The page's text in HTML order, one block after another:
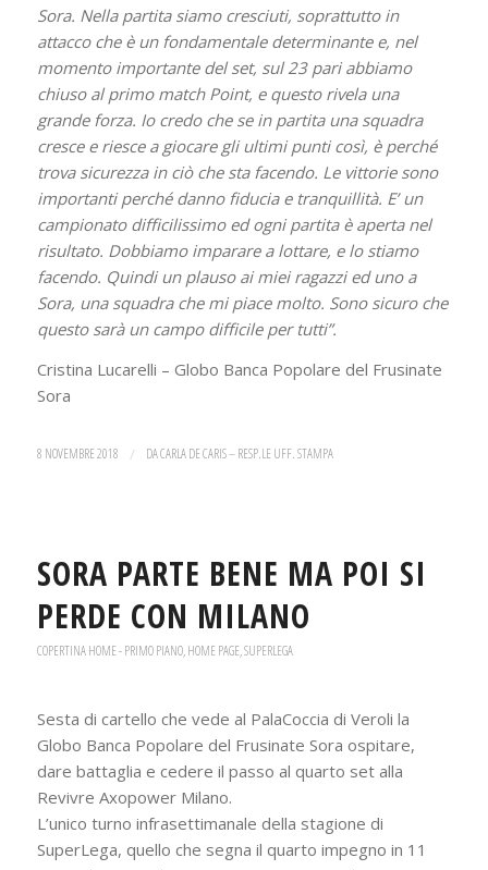
Sora. Nella partita siamo cresciuti, soprattutto in
attacco che è un fondamentale determinante e, nel
momento importante del set, sul 23 pari abbiamo
chiuso al primo match Point, e questo rivela una
grande forza. Io credo che se in partita una squadra
cresce e riesce a giocare gli ultimi punti così, è perché
trova sicurezza in ciò che sta facendo. Le vittorie sono
importanti perché danno fiducia e tranquillità. E’ un
campionato difficilissimo ed ogni partita è aperta nel
risultato. Dobbiamo imparare a lottare, e lo stiamo
facendo. Quindi un plauso ai miei ragazzi ed uno a
Sora, una squadra che mi piace molto. Sono sicuro che
questo sarà un campo difficile per tutti”.
Cristina Lucarelli – Globo Banca Popolare del Frusinate
Sora
8 NOVEMBRE 2018 / DACARLA DE CARIS – RESP.LE UFF. STAMPA
SORA PARTE BENE MA POI SI
PERDE CON MILANO
COPERTINA HOME - PRIMO PIANO,HOME PAGE,SUPERLEGA
Sesta di cartello che vede al PalaCoccia di Veroli la
Globo Banca Popolare del Frusinate Sora ospitare,
dare battaglia e cedere il passo al quarto set alla
Revivre Axopower Milano.
L’unico turno infrasettimanale della stagione di
SuperLega, quello che segna il quarto impegno in 11